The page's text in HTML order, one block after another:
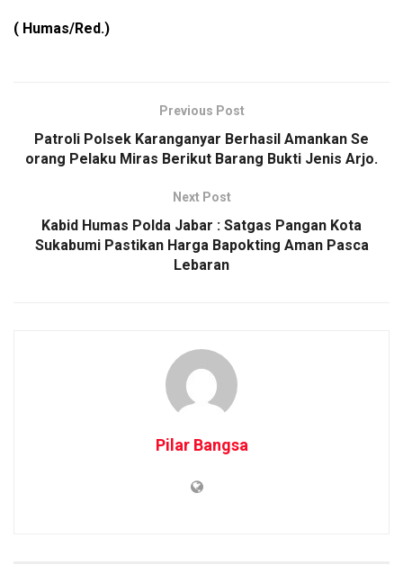
( Humas/Red.)
Previous Post
Patroli Polsek Karanganyar Berhasil Amankan Se
orang Pelaku Miras Berikut Barang Bukti Jenis Arjo.
Next Post
Kabid Humas Polda Jabar : Satgas Pangan Kota
Sukabumi Pastikan Harga Bapokting Aman Pasca
Lebaran
Pilar Bangsa